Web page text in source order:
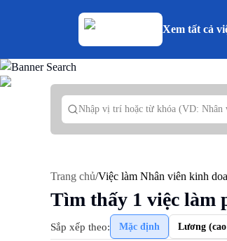
Xem tất cả
Trang chủ/Việc làm Nhân viên kinh
Tìm thấy 1 việc làm
Sắp xếp theo: Mặc định Lương